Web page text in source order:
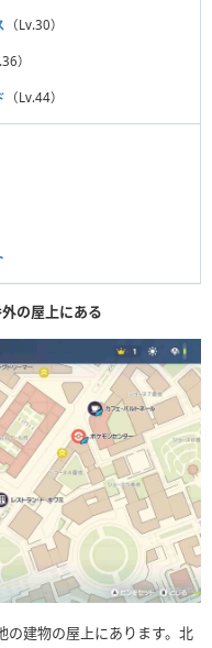
（Lv.30）
）
（Lv.44）
の屋上にある
の建物の屋上にあります。北